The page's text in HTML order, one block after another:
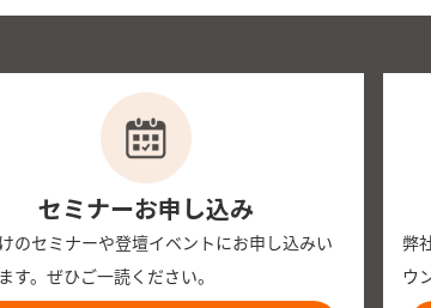
セミナーお申し込み
のセミナーや登壇イベントにお申し込みい
す。ぜひご一読ください。
弊
ウ